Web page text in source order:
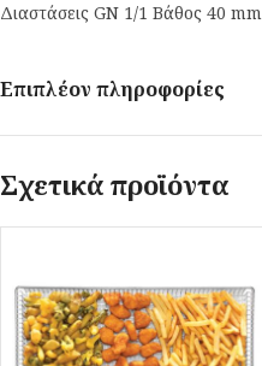
Διαστάσεις GN 1/1 Βάθος 40
Επιπλέον πληροφορίες
Σχετικά προϊόντα